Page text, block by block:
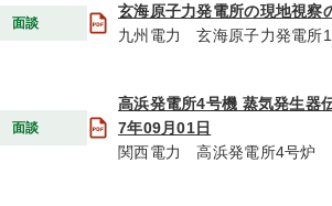
面談
玄海原子力発電所の現地視察
九州電力 玄海原子力発電所
面談
高浜発電所4号機 蒸気発生器
7年09月01日
関西電力 高浜発電所4号炉